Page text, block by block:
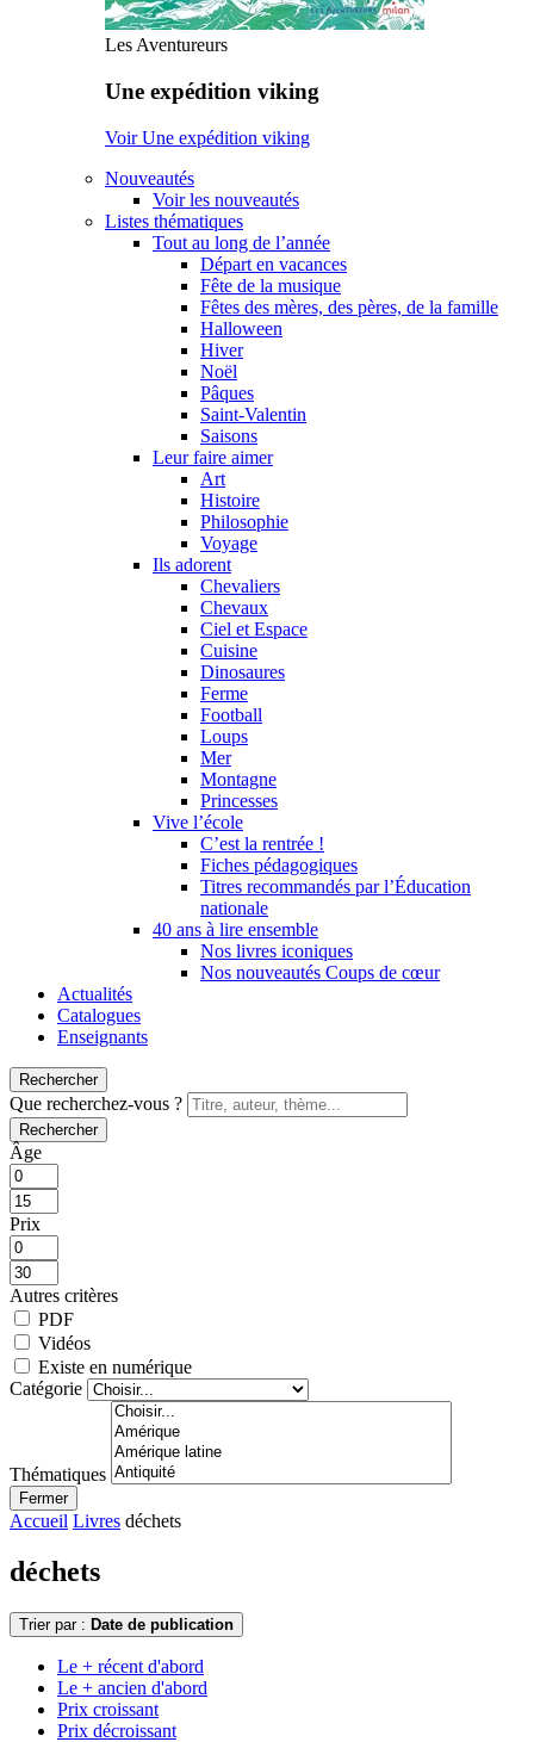
Les Aventureurs
Une expédition viking
Voir Une expédition viking
Nouveautés
Voir les nouveautés
Listes thématiques
Tout au long de l’année
Départ en vacances
Fête de la musique
Fêtes des mères, des pères, de la famille
Halloween
Hiver
Noël
Pâques
Saint-Valentin
Saisons
Leur faire aimer
Art
Histoire
Philosophie
Voyage
Ils adorent
Chevaliers
Chevaux
Ciel et Espace
Cuisine
Dinosaures
Ferme
Football
Loups
Mer
Montagne
Princesses
Vive l’école
C’est la rentrée !
Fiches pédagogiques
Titres recommandés par l’Éducation
nationale
40 ans à lire ensemble
Nos livres iconiques
Nos nouveautés Coups de cœur
Actualités
Catalogues
Enseignants
Rechercher
Que recherchez-vous ?
Rechercher
Âge
Prix
Autres critères
PDF
Vidéos
Existe en numérique
Catégorie
Thématiques
Fermer
Accueil Livres déchets
déchets
Trier par : Date de publication
Le + récent d'abord
Le + ancien d'abord
Prix croissant
Prix décroissant